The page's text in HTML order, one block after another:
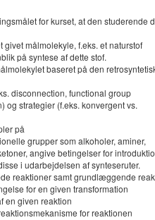
for kurset, at den studerende
givet målmolekyle, f.eks. et naturstof
på syntese af dette stof.
baseret på den
disconnection, functional group
og strategier (f.eks. konvergent vs.
på
grupper som alkoholer, aminer,
angive betingelser for
i udarbejdelsen af synteseruter.
reaktioner samt grundlæggende
for en given transformation
en given reaktion
for reaktionen